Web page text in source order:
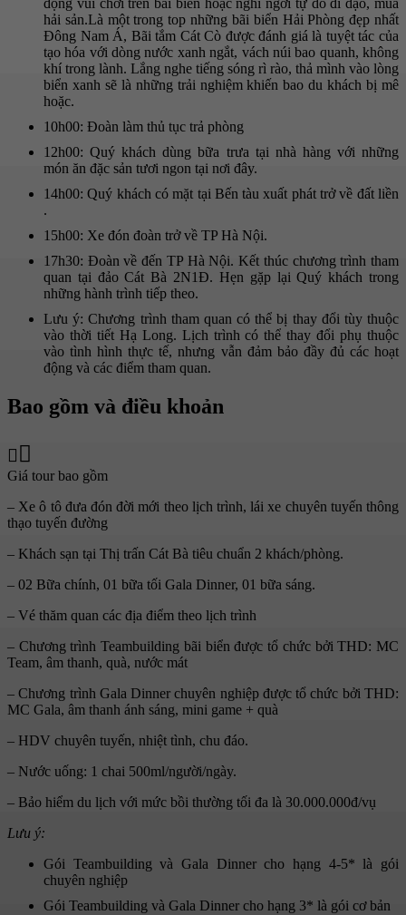
động vui chơi trên bãi biển hoặc nghỉ ngơi tự do đi dạo, mua
hải sản.Là một trong top những bãi biển Hải Phòng đẹp nhất
Đông Nam Á, Bãi tắm Cát Cò được đánh giá là tuyệt tác của
tạo hóa với dòng nước xanh ngắt, vách núi bao quanh, không
khí trong lành. Lắng nghe tiếng sóng rì rào, thả mình vào lòng
biển xanh sẽ là những trải nghiệm khiến bao du khách bị mê
hoặc.
10h00: Đoàn làm thủ tục trả phòng
12h00: Quý khách dùng bữa trưa tại nhà hàng với những
món ăn đặc sản tươi ngon tại nơi đây.
14h00: Quý khách có mặt tại Bến tàu xuất phát trở về đất liền
.
15h00: Xe đón đoàn trở về TP Hà Nội.
17h30: Đoàn về đến TP Hà Nội. Kết thúc chương trình tham
quan tại đảo Cát Bà 2N1Đ. Hẹn gặp lại Quý khách trong
những hành trình tiếp theo.
Lưu ý: Chương trình tham quan có thể bị thay đổi tùy thuộc
vào thời tiết Hạ Long. Lịch trình có thể thay đổi phụ thuộc
vào tình hình thực tế, nhưng vẫn đảm bảo đầy đủ các hoạt
động và các điểm tham quan.
Bao gồm và điều khoản
Giá tour bao gồm
– Xe ô tô đưa đón đời mới theo lịch trình, lái xe chuyên tuyến thông
thạo tuyến đường
– Khách sạn tại Thị trấn Cát Bà tiêu chuẩn 2 khách/phòng.
– 02 Bữa chính, 01 bữa tối Gala Dinner, 01 bữa sáng.
– Vé thăm quan các địa điểm theo lịch trình
– Chương trình Teambuilding bãi biển được tổ chức bởi THD: MC
Team, âm thanh, quà, nước mát
– Chương trình Gala Dinner chuyên nghiệp được tổ chức bởi THD:
MC Gala, âm thanh ánh sáng, mini game + quà
– HDV chuyên tuyến, nhiệt tình, chu đáo.
– Nước uống: 1 chai 500ml/người/ngày.
– Bảo hiểm du lịch với mức bồi thường tối đa là 30.000.000đ/vụ
Lưu ý:
Gói Teambuilding và Gala Dinner cho hạng 4-5* là gói
chuyên nghiệp
Gói Teambuilding và Gala Dinner cho hạng 3* là gói cơ bản